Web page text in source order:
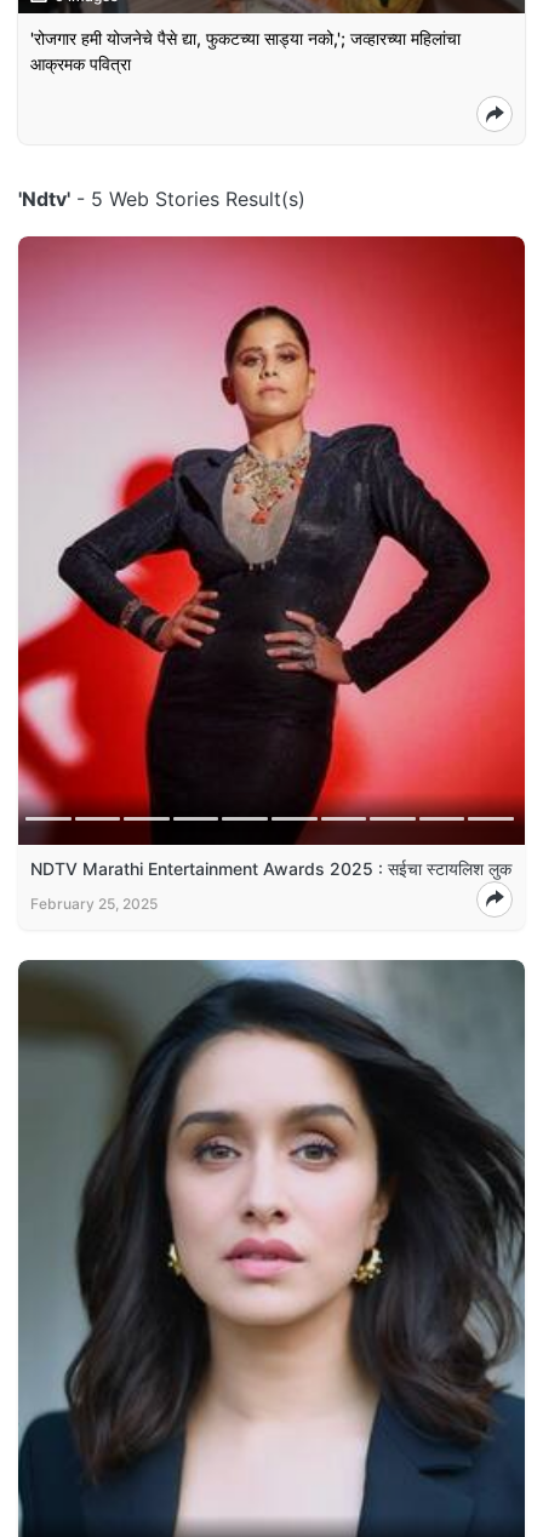
'रोजगार हमी योजनेचे पैसे द्या, फुकटच्या साड्या नको,'; जव्हारच्या महिलांचा
आक्रमक पवित्रा
'Ndtv' - 5 Web Stories Result(s)
NDTV Marathi Entertainment Awards 2025 : सईचा स्टायलिश लुक
February 25, 2025